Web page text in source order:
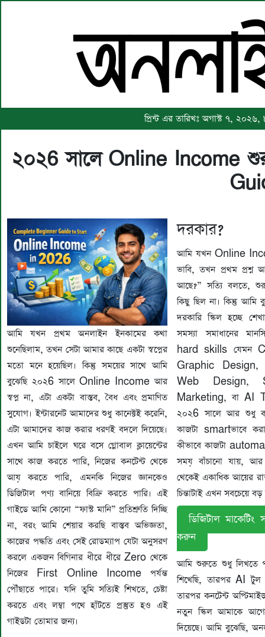
প্রিন্ট এর তারিখঃ অগাস্ট ৭,
২০২6 সালে Online Income
আমি যখন প্রথম অনলাইন ইনকামের কথা
শুনেছিলাম, তখন সেটা আমার কাছে একটা স্বপ্নের
মতো মনে হয়েছিল। কিন্তু সময়ের সাথে আমি
বুঝেছি ২০২6 সালে Online Income আর
স্বপ্ন না, এটা একটা বাস্তব, বৈধ এবং প্রমাণিত
সুযোগ। ইন্টারনেট আমাদের শুধু কানেক্টই করেনি,
এটা আমাদের কাজ করার ধরণই বদলে দিয়েছে।
এখন আমি চাইলে ঘরে বসে গ্লোবাল ক্লায়েন্টের
সাথে কাজ করতে পারি, নিজের কনটেন্ট থেকে
আয় করতে পারি, এমনকি নিজের জ্ঞানকেও
ডিজিটাল পণ্য বানিয়ে বিক্রি করতে পারি। এই
গাইডে আমি কোনো “ফাস্ট মানি” প্রতিশ্রুতি দিচ্ছি
না, বরং আমি শেয়ার করছি বাস্তব অভিজ্ঞতা,
কাজের পদ্ধতি এবং সেই রোডম্যাপ যেটা অনুসরণ
করলে একজন বিগিনার ধীরে ধীরে Zero থেকে
নিজের First Online Income পর্যন্ত
পৌঁছাতে পারে। যদি তুমি সত্যিই শিখতে, চেষ্টা
করতে এবং লম্বা পথে হাঁটতে প্রস্তুত হও এই
গাইডটা তোমার জন্য।
দরকার?
আমি যখন Online
ভাবি, তখন প্রথম প্রশ্ন
আছে?” সত্যি বলতে,
কিছু ছিল না। কিন্তু আমি
দরকারি স্কিল হচ্ছে
সমস্যা সমাধানের
hard skills যেমন
Graphic
Web Design,
Marketing, বা AI
২০২6 সালে আর শুধু
কাজটা smartভাবে
কীভাবে কাজটা
সময় বাঁচানো যায়, আর
থেকেই একাধিক আয়ের
চিন্তাটাই এখন সবচেয়ে বড়
ডিজিটাল মাকেটিং
করুন
আমি শুরুতে শুধু লিখতে
শিখেছি, তারপর AI টুল
তারপর কনটেন্ট
নতুন স্কিল আমাকে
দিয়েছে। আমি বুঝেছি,